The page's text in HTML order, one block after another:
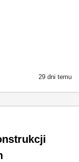
29 dni temu